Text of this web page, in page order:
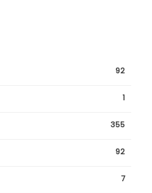
92
1
355
92
7